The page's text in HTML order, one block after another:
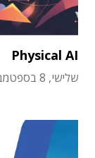
Physical AI
שלישי, 8 בספטמבר 2026